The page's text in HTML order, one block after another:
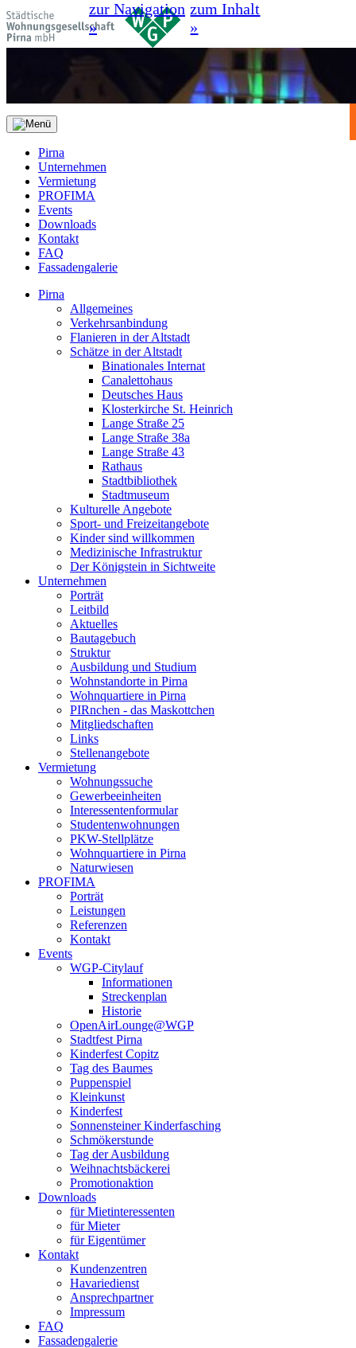
zur Navigation
»
zum Inhalt
»
Pirna
Unternehmen
Vermietung
PROFIMA
Events
Downloads
Kontakt
FAQ
Fassadengalerie
Pirna
Allgemeines
Verkehrsanbindung
Flanieren in der Altstadt
Schätze in der Altstadt
Binationales Internat
Canalettohaus
Deutsches Haus
Klosterkirche St. Heinrich
Lange Straße 25
Lange Straße 38a
Lange Straße 43
Rathaus
Stadtbibliothek
Stadtmuseum
Kulturelle Angebote
Sport- und Freizeitangebote
Kinder sind willkommen
Medizinische Infrastruktur
Der Königstein in Sichtweite
Unternehmen
Porträt
Leitbild
Aktuelles
Bautagebuch
Struktur
Ausbildung und Studium
Wohnstandorte in Pirna
Wohnquartiere in Pirna
PIRnchen - das Maskottchen
Mitgliedschaften
Links
Stellenangebote
Vermietung
Wohnungssuche
Gewerbeeinheiten
Interessentenformular
Studentenwohnungen
PKW-Stellplätze
Wohnquartiere in Pirna
Naturwiesen
PROFIMA
Porträt
Leistungen
Referenzen
Kontakt
Events
WGP-Citylauf
Informationen
Streckenplan
Historie
OpenAirLounge@WGP
Stadtfest Pirna
Kinderfest Copitz
Tag des Baumes
Puppenspiel
Kleinkunst
Kinderfest
Sonnensteiner Kinderfasching
Schmökerstunde
Tag der Ausbildung
Weihnachtsbäckerei
Promotionaktion
Downloads
für Mietinteressenten
für Mieter
für Eigentümer
Kontakt
Kundenzentren
Havariedienst
Ansprechpartner
Impressum
FAQ
Fassadengalerie